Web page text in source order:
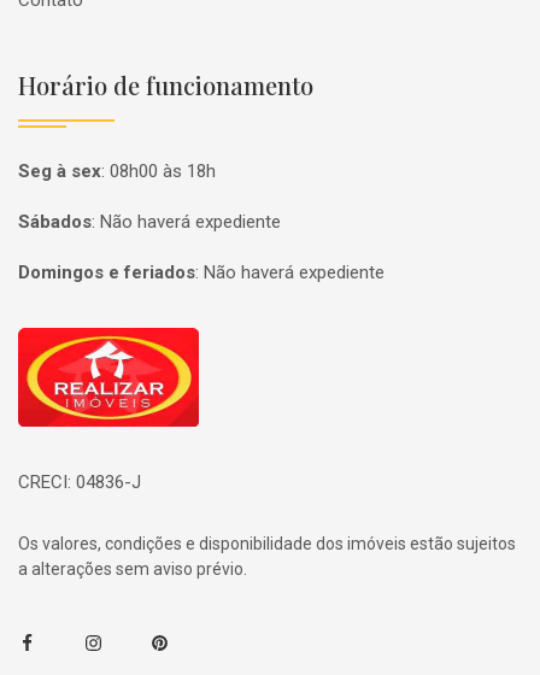
Horário de funcionamento
Seg à sex: 08h00 às 18h
Sábados: Não haverá expediente
Domingos e feriados: Não haverá expediente
Página inicial
CRECI: 04836-J
Os valores, condições e disponibilidade dos imóveis estão sujeitos
a alterações sem aviso prévio.
FacebookInstagramPinterest